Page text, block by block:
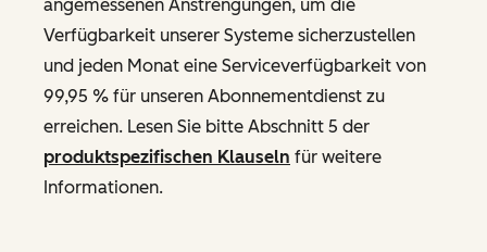
angemessenen Anstrengungen, um die
Verfügbarkeit unserer Systeme sicherzustellen
und jeden Monat eine Serviceverfügbarkeit von
99,95 % für unseren Abonnementdienst zu
erreichen. Lesen Sie bitte Abschnitt 5 der
produktspezifischen Klauseln für weitere
Informationen.